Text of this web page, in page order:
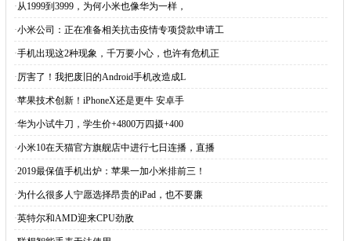
·从1999到3999，为何小米也像华为一样，
·小米公司：正在准备相关抗击疫情专项贷款申请工
·手机出现这2种现象，千万要小心，也许有危机正
·厉害了！我把废旧的Android手机改造成L
·苹果技术创新！iPhoneX还是更牛 安卓手
·华为小试牛刀，学生价+4800万四摄+400
·小米10在天猫官方旗舰店中进行七日连播，直播
·2019最保值手机出炉：苹果一加小米排前三！
·为什么很多人宁愿选择昂贵的iPad，也不要廉
·英特尔和AMD迎来CPU劲敌